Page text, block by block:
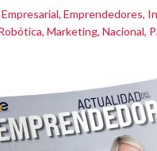
,Emprendedores,
,Marketing,Nacional,